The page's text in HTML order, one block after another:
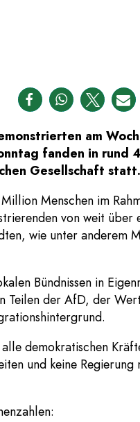
5
am
fanden in
Gesellschaft statt.
Menschen im
von weit
wie unter anderem
Bündnissen in
Teilen der AfD, der
demokratischen
und keine